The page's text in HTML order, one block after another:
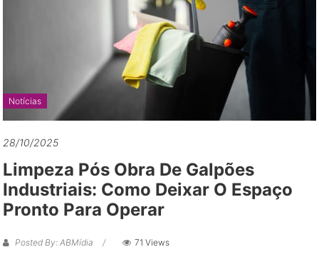
Notícias
28/10/2025
Limpeza Pós Obra De Galpões
Industriais: Como Deixar O Espaço
Pronto Para Operar
Posted By: ABMídia 71 Views